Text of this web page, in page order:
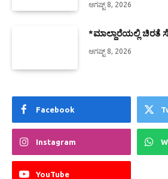
ಆಗಷ್ಟ್ 8, 2026
*ಮಾಲ್ದಾರೆಯಲ್ಲಿ ಚಿರತೆ
ಆಗಷ್ಟ್ 8, 2026
Facebook
Instagram
YouTube